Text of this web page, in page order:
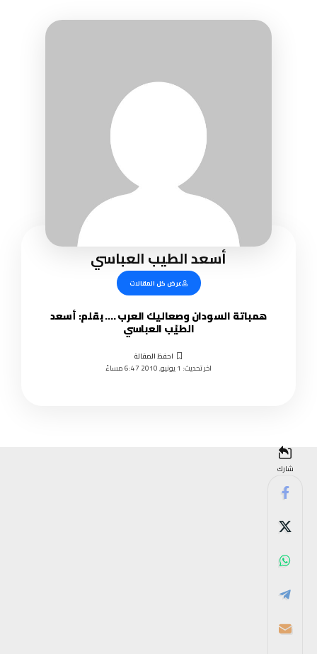
أسعد الطيب العباسي
عرض كل المقالات
همباتة السودان وصعاليك العرب …. بقلم: أسعد
الطيّب العباسي
اخر تحديث: 1 يونيو, 2010 6:47 مساءً
شارك